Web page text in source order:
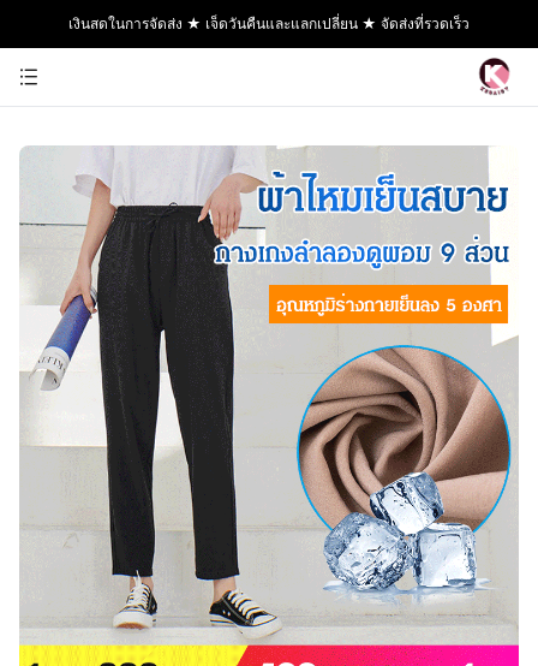
เงินสดในการจัดส่ง ★ เจ็ดวันคืนและแลกเปลี่ยน ★ จัดส่งที่รวดเร็ว